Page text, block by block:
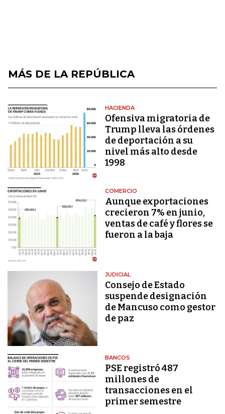
MÁS DE LA REPÚBLICA
HACIENDA
Ofensiva migratoria de
Trump lleva las órdenes
de deportación a su
nivel más alto desde
1998
COMERCIO
Aunque exportaciones
crecieron 7% en junio,
ventas de café y flores se
fueron a la baja
JUDICIAL
Consejo de Estado
suspende designación
de Mancuso como gestor
de paz
BANCOS
PSE registró 487
millones de
transacciones en el
primer semestre